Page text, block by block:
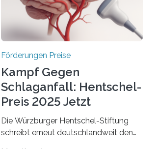
Förderungen Preise
Kampf Gegen
Schlaganfall: Hentschel-
Preis 2025 Jetzt
Ausgeschrieben
Die Würzburger Hentschel-Stiftung
schreibt erneut deutschlandweit den